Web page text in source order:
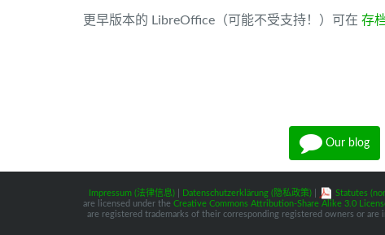
更早版本的 LibreOffice（可能不受支持！）可在 存
Our blog
Impressum (法律信息) Datenschutzerklärung (隐私政策) Statutes
are licensed under the Creative Commons Attribution-Share Alike 3.0
are registered trademarks of their corresponding registered owners or